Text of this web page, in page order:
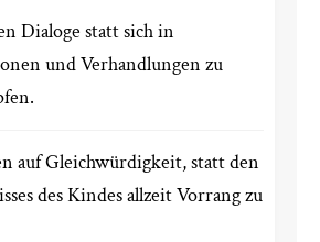
Dialoge statt sich in
und Verhandlungen zu
auf Gleichwürdigkeit, statt den
des Kindes allzeit Vorrang zu